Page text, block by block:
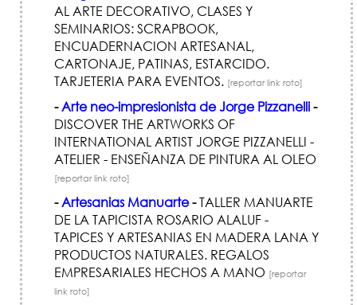
AL ARTE DECORATIVO, CLASES Y
SEMINARIOS: SCRAPBOOK,
ENCUADERNACION ARTESANAL,
CARTONAJE, PATINAS, ESTARCIDO.
TARJETERIA PARA EVENTOS. [reportar link roto]
-Arte neo-impresionista de Jorge Pizzanelli-
DISCOVER THE ARTWORKS OF
INTERNATIONAL ARTIST JORGE PIZZANELLI -
ATELIER - ENSEÑANZA DE PINTURA AL OLEO
[reportar link roto]
-Artesanias Manuarte-TALLER MANUARTE
DE LA TAPICISTA ROSARIO ALALUF -
TAPICES Y ARTESANIAS EN MADERA LANA Y
PRODUCTOS NATURALES. REGALOS
EMPRESARIALES HECHOS A MANO [reportar
link roto]